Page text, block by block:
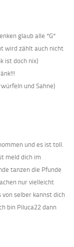
glaub alle *G*
wird zählt auch nicht
ist doch nix)
und Sahne)
und es ist toll.
meld dich im
tanzen die Pfunde
nur vielleicht
selber kannst dich
bin Piluca22 dann